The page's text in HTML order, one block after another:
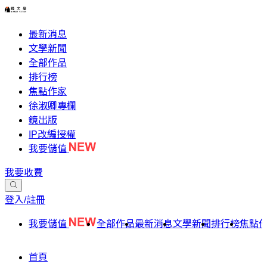
最新消息
文學新聞
全部作品
排行榜
焦點作家
徐淑卿專欄
鏡出版
IP改編授權
我要儲值
我要收費
登入/註冊
我要儲值 全部作品最新消息文學新聞排行榜焦點
首頁